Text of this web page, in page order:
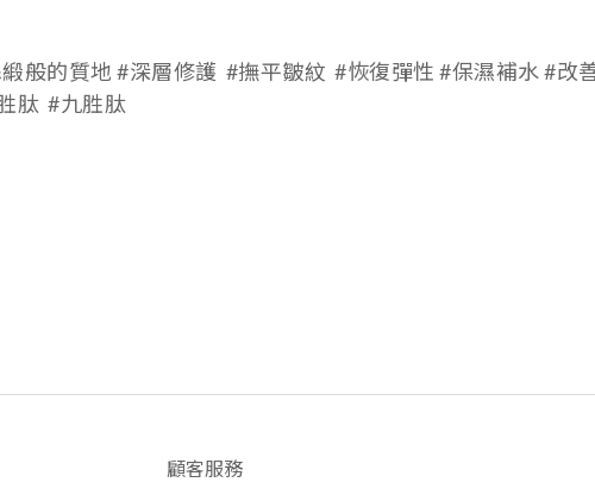
般的質地 #深層修護 #撫平皺紋 #恢復彈性 #保濕補水 #改
肽 #九胜肽
顧客服務